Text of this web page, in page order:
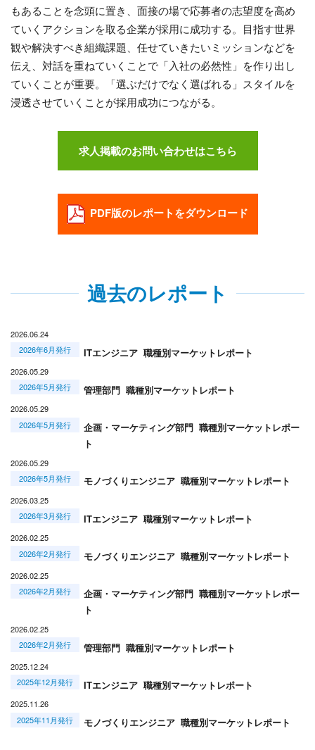
もあることを念頭に置き、面接の場で応募者の志望度を高め
ていくアクションを取る企業が採用に成功する。目指す世界
観や解決すべき組織課題、任せていきたいミッションなどを
伝え、対話を重ねていくことで「入社の必然性」を作り出し
ていくことが重要。「選ぶだけでなく選ばれる」スタイルを
浸透させていくことが採用成功につながる。
求人掲載のお問い合わせはこちら
PDF版のレポートをダウンロード
過去のレポート
2026.06.24
2026年6月発行
ITエンジニア 職種別マーケットレポート
2026.05.29
2026年5月発行
管理部門 職種別マーケットレポート
2026.05.29
2026年5月発行
企画・マーケティング部門 職種別マーケットレポー
ト
2026.05.29
2026年5月発行
モノづくりエンジニア 職種別マーケットレポート
2026.03.25
2026年3月発行
ITエンジニア 職種別マーケットレポート
2026.02.25
2026年2月発行
モノづくりエンジニア 職種別マーケットレポート
2026.02.25
2026年2月発行
企画・マーケティング部門 職種別マーケットレポー
ト
2026.02.25
2026年2月発行
管理部門 職種別マーケットレポート
2025.12.24
2025年12月発行
ITエンジニア 職種別マーケットレポート
2025.11.26
2025年11月発行
モノづくりエンジニア 職種別マーケットレポート